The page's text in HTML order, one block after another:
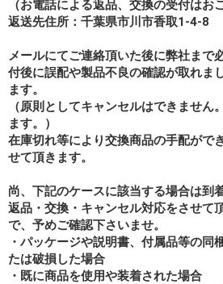
（お電話による返品、交換の受付はお
返送先住所：千葉県市川市香取1-4-8
メールにてご連絡頂いた後に弊社まで
付後に誤配や製品不良の確認が取れま
ます。
（原則としてキャンセルはできません
ます。）
在庫切れ等により交換商品の手配がで
せて頂きます。
尚、下記のケースに該当する場合は到
返品・交換・キャンセル対応をさせて
で、予めご確認下さいませ。
・パッケージや説明書、付属品等の同
たは破損した場合
・既に商品を使用や装着された場合